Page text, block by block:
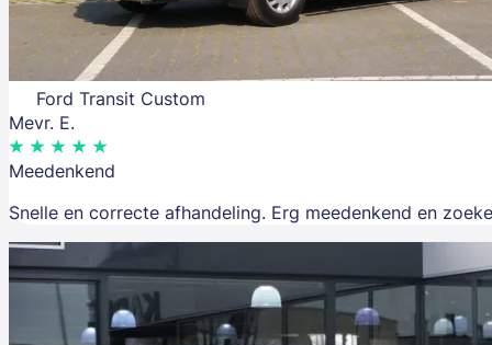
Ford Transit Custom
Mevr. E.
Meedenkend
Snelle en correcte afhandeling. Erg meedenkend en